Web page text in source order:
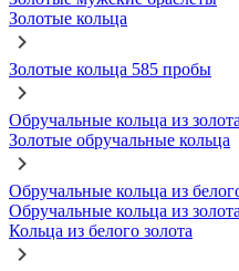
Золотые кольца
Золотые кольца 585 пробы
Обручальные кольца из
Золотые обручальные кольца
Обручальные кольца из
Обручальные кольца из
Кольца из белого золота